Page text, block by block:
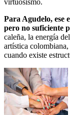
Para Agudelo, ese
pero no suficiente
caleña, la energía
artística
cuando existe